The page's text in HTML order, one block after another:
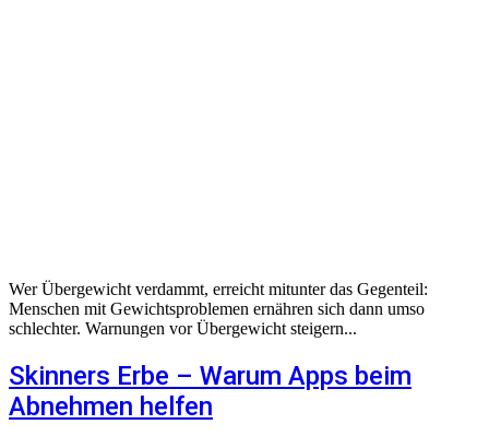
Wer Übergewicht verdammt, erreicht mitunter das Gegenteil:
Menschen mit Gewichtsproblemen ernähren sich dann umso
schlechter. Warnungen vor Übergewicht steigern...
Skinners Erbe – Warum Apps beim
Abnehmen helfen